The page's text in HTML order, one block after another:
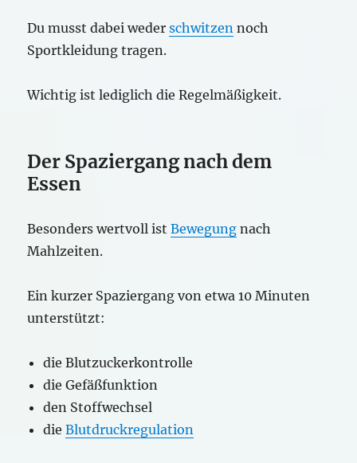
Du musst dabei wederschwitzen noch
Sportkleidung tragen.
Wichtig ist lediglich die Regelmäßigkeit.
Der Spaziergang nach dem
Essen
Besonders wertvoll istBewegung nach
Mahlzeiten.
Ein kurzer Spaziergang von etwa 10 Minuten
unterstützt:
die Blutzuckerkontrolle
die Gefäßfunktion
den Stoffwechsel
dieBlutdruckregulation